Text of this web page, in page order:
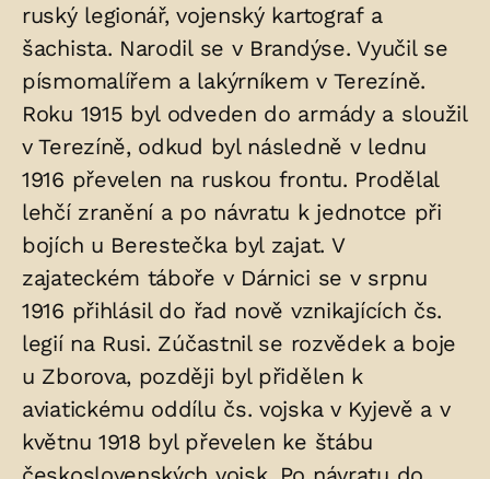
osoby/osob
uložených
v
hrobu:
ruský legionář, vojenský kartograf a
šachista. Narodil se v Brandýse. Vyučil se
písmomalířem a lakýrníkem v Terezíně.
Roku 1915 byl odveden do armády a sloužil
v Terezíně, odkud byl následně v lednu
1916 převelen na ruskou frontu. Prodělal
lehčí zranění a po návratu k jednotce při
bojích u Berestečka byl zajat. V
zajateckém táboře v Dárnici se v srpnu
1916 přihlásil do řad nově vznikajících čs.
legií na Rusi. Zúčastnil se rozvědek a boje
u Zborova, později byl přidělen k
aviatickému oddílu čs. vojska v Kyjevě a v
květnu 1918 byl převelen ke štábu